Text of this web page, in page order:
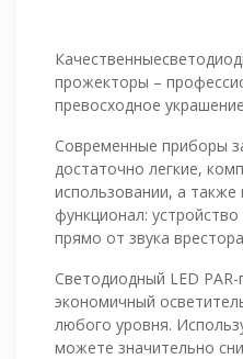
прожекторы –
превосходное
Современные приборы
достаточно легкие,
использовании, а
функционал:
прямо от звука
Светодиодный LED
экономичный
любого уровня.
можете значительно